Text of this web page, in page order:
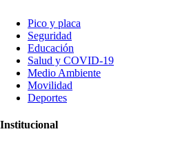
Pico y placa
Seguridad
Educación
Salud y COVID-19
Medio Ambiente
Movilidad
Deportes
Institucional